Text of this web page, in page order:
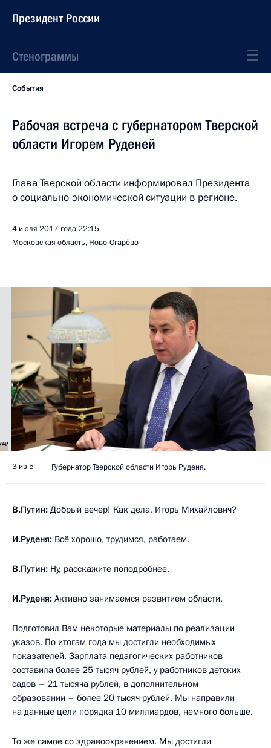
Президент России
Стенограммы
События
Рабочая встреча с губернатором Тверской
области Игорем Руденей
Глава Тверской области информировал Президента
о социально-экономической ситуации в регионе.
4 июля 2017 года22:15
Московская область, Ново-Огарёво
3 из 5 Губернатор Тверской области Игорь Руденя.
В.Путин: Добрый вечер! Как дела, Игорь Михайлович?
И.Руденя: Всё хорошо, трудимся, работаем.
В.Путин: Ну, расскажите поподробнее.
И.Руденя: Активно занимаемся развитием области.
Подготовил Вам некоторые материалы по реализации
указов. По итогам года мы достигли необходимых
показателей. Зарплата педагогических работников
составила более 25 тысяч рублей, у работников детских
садов – 21 тысяча рублей, в дополнительном
образовании – более 20 тысяч рублей. Мы направили
на данные цели порядка 10 миллиардов, немного больше.
То же самое со здравоохранением. Мы достигли